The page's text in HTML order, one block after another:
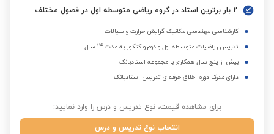
2 بار برترین استاد در گروه ریاضی متوسطه اول در فصول مختلف
کارشناسی مهندسی مکانیک گرایش حرارت و سیالات
تدریس ریاضیات متوسطه اول و دوم و کنکور به مدت 14 سال
بیش از پنج سال همکاری با مجموعه استادبانک
دارای مدرک دوره اخلاق حرفه‌ای تدریس استادبانک
برای مشاهده قیمت، نوع تدریس و درس را وارد نمایید:
انتخاب نوع تدریس و درس